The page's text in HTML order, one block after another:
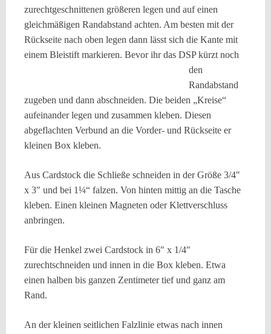
zurechtgeschnittenen größeren legen und auf einen
gleichmäßigen Randabstand achten. Am besten mit der
Rückseite nach oben legen dann lässt sich die Kante mit
einem Bleistift markieren. Bevor ihr das DSP kürzt noch
den
Randabstand
zugeben und dann abschneiden. Die beiden „Kreise“
aufeinander legen und zusammen kleben. Diesen
abgeflachten Verbund an die Vorder- und Rückseite er
kleinen Box kleben.
Aus Cardstock die Schließe schneiden in der Größe 3/4″
x 3″ und bei 1¼“ falzen. Von hinten mittig an die Tasche
kleben. Einen kleinen Magneten oder Klettverschluss
anbringen.
Für die Henkel zwei Cardstock in 6″ x 1/4″
zurechtschneiden und innen in die Box kleben. Etwa
einen halben bis ganzen Zentimeter tief und ganz am
Rand.
An der kleinen seitlichen Falzlinie etwas nach innen